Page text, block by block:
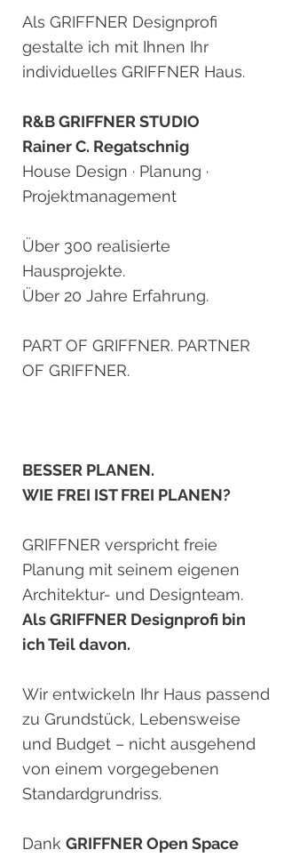
Als GRIFFNER Designprofi
gestalte ich mit Ihnen Ihr
individuelles GRIFFNER Haus.
R&B GRIFFNER STUDIO
Rainer C. Regatschnig
House Design · Planung ·
Projektmanagement
Über 300 realisierte
Hausprojekte.
Über 20 Jahre Erfahrung.
PART OF GRIFFNER. PARTNER
OF GRIFFNER.
BESSER PLANEN.
WIE FREI IST FREI PLANEN?
GRIFFNER verspricht freie
Planung mit seinem eigenen
Architektur- und Designteam.
Als GRIFFNER Designprofi bin
ich Teil davon.
Wir entwickeln Ihr Haus passend
zu Grundstück, Lebensweise
und Budget – nicht ausgehend
von einem vorgegebenen
Standardgrundriss.
Dank GRIFFNER Open Space